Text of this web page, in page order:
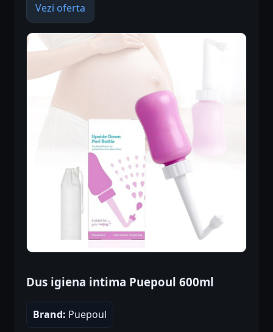
Vezi oferta
Dus igiena intima Puepoul 600ml
Brand: Puepoul